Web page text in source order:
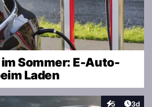
Sommer: E-Auto-
Laden
5 3d